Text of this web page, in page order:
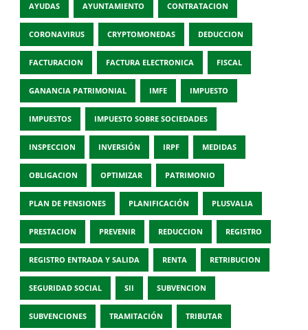
AYUDAS AYUNTAMIENTO CONTRATACION
CORONAVIRUS CRYPTOMONEDAS DEDUCCION
FACTURACION FACTURA ELECTRONICA FISCAL
GANANCIA PATRIMONIAL IMFE IMPUESTO
IMPUESTOS IMPUESTO SOBRE SOCIEDADES
INSPECCION INVERSIÓN IRPF MEDIDAS
OBLIGACION OPTIMIZAR PATRIMONIO
PLAN DE PENSIONES PLANIFICACIÓN PLUSVALIA
PRESTACION PREVENIR REDUCCION REGISTRO
REGISTRO ENTRADA Y SALIDA RENTA RETRIBUCION
SEGURIDAD SOCIAL SII SUBVENCION
SUBVENCIONES TRAMITACIÓN TRIBUTAR